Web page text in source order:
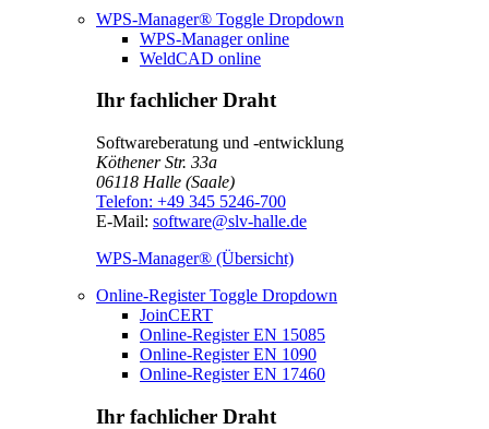
WPS-Manager® Toggle Dropdown
WPS-Manager online
WeldCAD online
Ihr fachlicher Draht
Softwareberatung und -entwicklung
Köthener Str. 33a
06118 Halle (Saale)
Telefon: +49 345 5246-700
E-Mail: software@slv-halle.de
WPS-Manager® (Übersicht)
Online-RegisterToggle Dropdown
JoinCERT
Online-Register EN 15085
Online-Register EN 1090
Online-Register EN 17460
Ihr fachlicher Draht